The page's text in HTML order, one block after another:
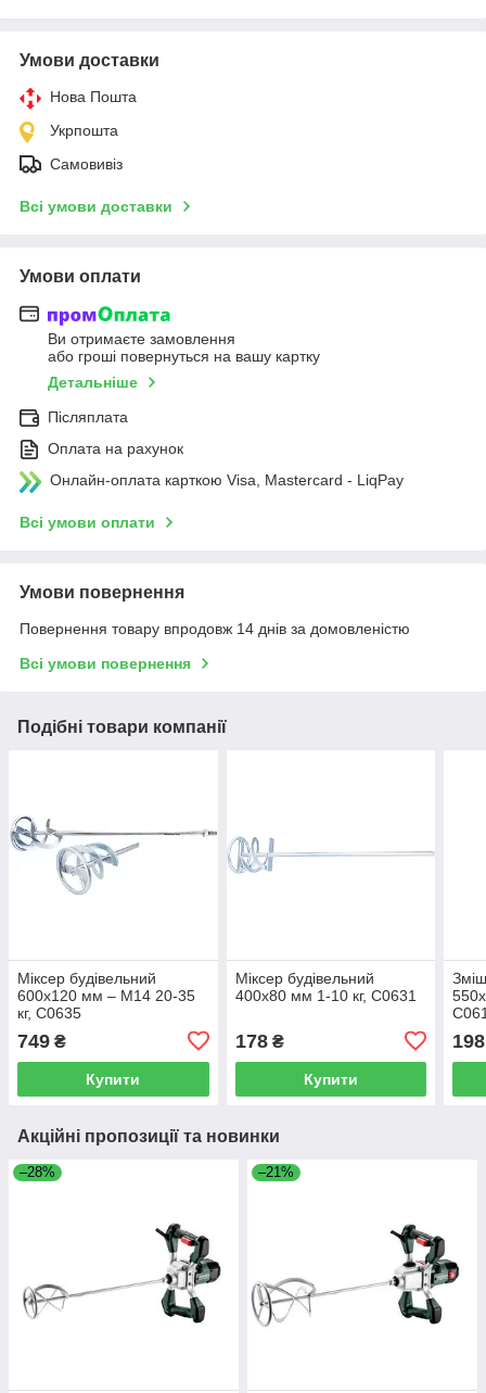
Умови доставки
Нова Пошта
Укрпошта
Самовивіз
Всі умови доставки
Умови оплати
Ви отримаєте замовлення
або гроші повернуться на вашу картку
Детальніше
Післяплата
Оплата на рахунок
Онлайн-оплата карткою Visa, Mastercard - LiqPay
Всі умови оплати
Умови повернення
Повернення товару впродовж 14 днів за домовленістю
Всі умови повернення
Подібні товари компанії
Міксер будівельний
600х120 мм – M14 20-35
кг, C0635
749 ₴
Купити
Міксер будівельний
400х80 мм 1-10 кг, C0631
178₴
Купити
198
Акційні пропозиції та новинки
–28% –21%